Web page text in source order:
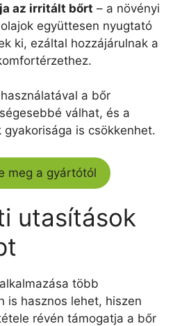
az irritált bőrt – a növényi
együttesen nyugtató
ki, ezáltal hozzájárulnak a
a bőr
válhat, és a
is csökkenhet.
meg a gyártótól
utasítások
több
is hasznos lehet, hiszen
révén támogatja a bőr